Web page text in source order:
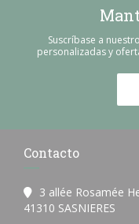
Suscríbase a
personalizadas y
Contacto
3 allée Rosamée
41310 SASNIERES